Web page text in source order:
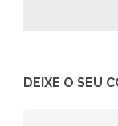
DEIXE O SEU